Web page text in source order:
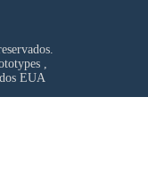
,
EUA